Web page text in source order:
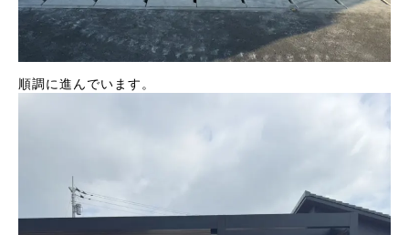
順調に進んでいます。